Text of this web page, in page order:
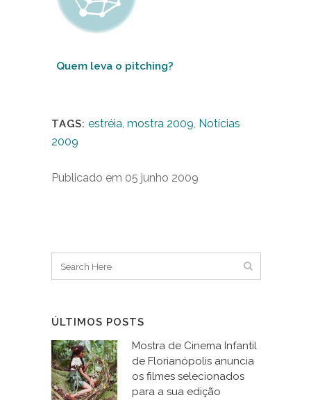
Quem leva o pitching?
TAGS: estréia, mostra 2009, Notícias
2009
Publicado em 05 junho 2009
ÚLTIMOS POSTS
Mostra de Cinema Infantil
de Florianópolis anuncia
os filmes selecionados
para a sua edição